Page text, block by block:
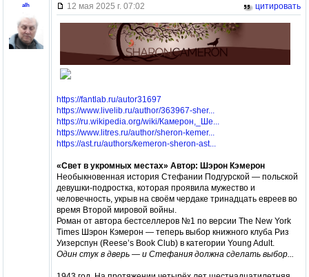
alh 12 мая 2025 г. 07:02 цитировать
https://fantlab.ru/autor31697
https://www.livelib.ru/author/363967-sher...
https://ru.wikipedia.org/wiki/Камерон,_Ше...
https://www.litres.ru/author/sheron-kemer...
https://ast.ru/authors/kemeron-sheron-ast...
«Свет в укромных местах» Автор: Шэрон Кэмерон
Необыкновенная история Стефании Подгурской — польской
девушки-подростка, которая проявила мужество и
человечность, укрыв на своём чердаке тринадцать евреев во
время Второй мировой войны.
Роман от автора бестселлеров №1 по версии The New York
Times Шэрон Кэмерон — теперь выбор книжного клуба Риз
Уизерспун (Reese’s Book Club) в категории Young Adult.
Один стук в дверь — и Стефания должна сделать выбор...